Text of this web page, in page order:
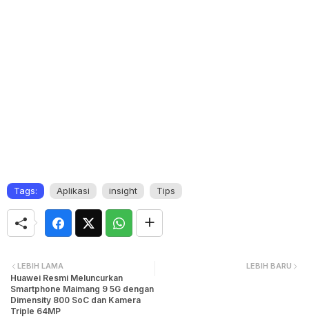
Tags: Aplikasi insight Tips
LEBIH BARU
LEBIH LAMA
Huawei Resmi Meluncurkan
Smartphone Maimang 9 5G dengan
Dimensity 800 SoC dan Kamera
Triple 64MP